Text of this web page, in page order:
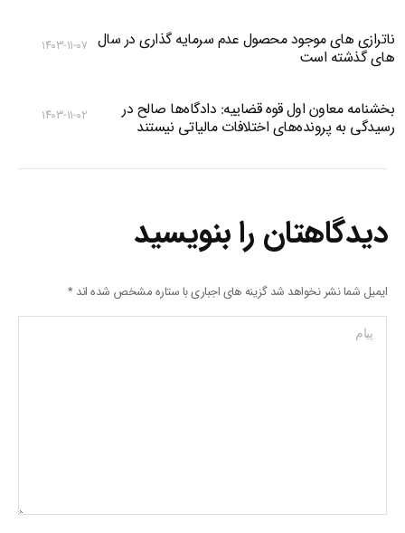
ناترازی های موجود محصول عدم سرمایه گذاری در سال
های گذشته است
۱۴۰۳-۱۱-۰۷
بخشنامه معاون اول قوه قضاییه: دادگاه‌‌ها صالح در
رسیدگی به پرونده‌های اختلافات مالیاتی نیستند
۱۴۰۳-۱۱-۰۲
دیدگاهتان را بنویسید
ایمیل شما نشر نخواهد شد گزینه های اجباری با ستاره مشخص شده اند*
پیام